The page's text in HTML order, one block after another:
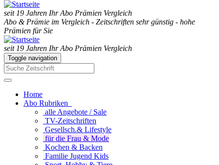
seit 19 Jahren Ihr Abo Prämien Vergleich
Abo & Prämie im Vergleich - Zeitschriften sehr günstig - hohe
Prämien für Sie
seit 19 Jahren Ihr Abo Prämien Vergleich
Toggle navigation
Home
Abo Rubriken
alle Angebote / Sale
TV-Zeitschriften
Gesellsch.& Lifestyle
für die Frau & Mode
Kochen & Backen
Familie Jugend Kids